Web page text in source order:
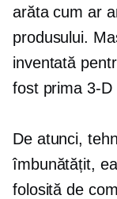
arăta cum ar
produsului.
inventată
fost prima 3-D
De atunci,
îmbunătățit,
folosită de